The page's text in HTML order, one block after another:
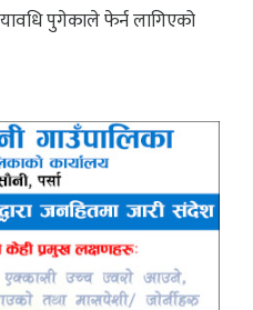
पुगेकाले फेर्न लागिएको